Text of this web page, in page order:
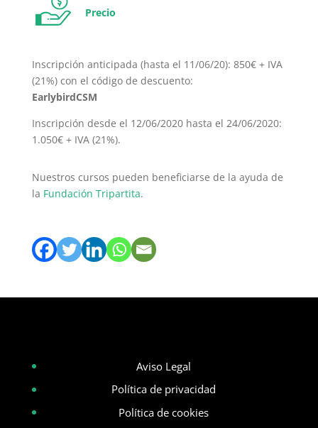
Precio
Inscripción anticipada (hasta el 11/06/20): 850€ + IVA
(21%) con el código de descuento:
EarlybirdCSM
Inscripción desde el 12/06/2020 hasta el 24/06/2020:
1.050€ + IVA (21%).
Nuestros cursos pueden beneficiarse de la ayuda de
la Fundación Tripartita.
Aviso Legal
Política de privacidad
Política de cookies